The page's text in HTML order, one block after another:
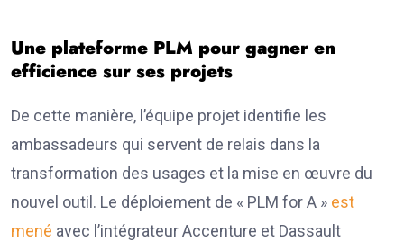
Une plateforme PLM pour gagner en
efficience sur ses projets
De cette manière, l’équipe projet identifie les
ambassadeurs qui servent de relais dans la
transformation des usages et la mise en œuvre du
nouvel outil. Le déploiement de « PLM for A » est
mené avec l’intégrateur Accenture et Dassault